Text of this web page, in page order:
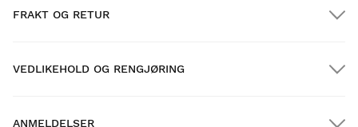
FRAKT OG RETUR
VEDLIKEHOLD OG RENGJØRING
ANMELDELSER